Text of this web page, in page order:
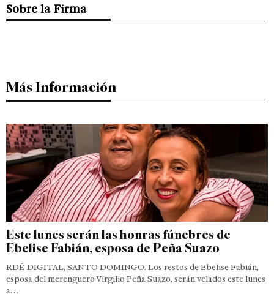
Sobre la Firma
Más Información
Este lunes serán las honras fúnebres de
Ebelise Fabián, esposa de Peña Suazo
RDÉ DIGITAL, SANTO DOMINGO. Los restos de Ebelise Fabián,
esposa del merenguero Virgilio Peña Suazo, serán velados este lunes
a…